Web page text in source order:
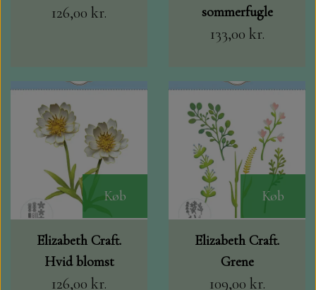
DIE CUTS FRA MINTAY
MØNSTER BLOKKE 15 X 15 CM.
MØNSTER BLOKKE 20X20 CM
MØNSTER BLOKKE 30,5 X 30,5 CM
BLOKKE A5..OG A4....OG 15X30
..MØNSTREDE OG ENSFARVEDE
126,00 kr.
sommerfugle
133,00 kr.
Køb
Elizabeth Craft.
Hvid blomst
126,00 kr.
Køb
Elizabeth Craft.
Grene
109,00 kr.